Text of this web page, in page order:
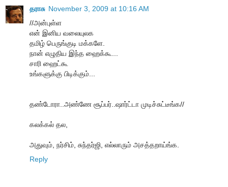
தராசு November 3, 2009 at 10:16 AM
//அன்புள்ள
என் இனிய வலையுலக
தமிழ் பெருங்குடி மக்களே.
நான் எழுதிய இந்த ஹைக்கூ...
சாரி ஹைட்கூ
உங்களுக்கு பிடிக்கும்...
தண்டோரா..அண்ணே சூப்பர்..ஷார்ட்டா முடிச்சுட்டீங்க//
கலக்கல் தல,
அதுவும், நர்சிம், சுந்தர்ஜி, எல்லாரும் அசத்தறாய்ங்க.
Reply